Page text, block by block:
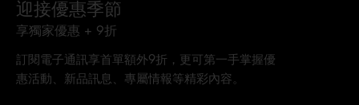
迎接優惠季節
享獨家優惠 + 9折
訂閱電子通訊享首單額外9折，更可第一手掌握優
惠活動、新品訊息、專屬情報等精彩內容。